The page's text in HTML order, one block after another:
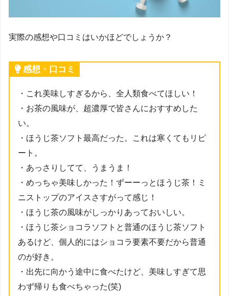
実際の感想や口コミはいかほどでしょうか？
感想・口コミ
・これ美味しすぎるから、全人類食べてほしい！
・お茶の風味が、超濃厚で皆さんにおすすめした
い。
・ほうじ茶ソフト最高だった。これは寒くてもリピ
ート。
・あっさりしてて、うまうま！
・めっちゃ美味しかった！ずーーっとほうじ茶！ミ
ニストップのアイスさすがって感じ！
・ほうじ茶の風味がしっかりあっておいしい。
・ほうじ茶ショコラソフトと普通のほうじ茶ソフト
あるけど、個人的にはショコラ要素不要だから普通
のが好き。
・出先に向かう途中に食べたけど、美味しすぎて思
わず帰りも食べちゃった(笑)